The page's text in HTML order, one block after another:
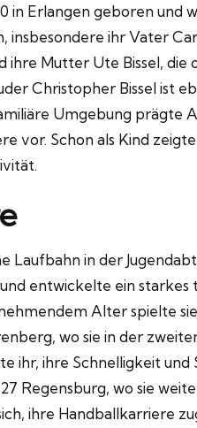
in Erlangen geboren und
ihr Vater
ihre Mutter Ute Bissel, die
Christopher Bissel ist
Umgebung prägte
vor. Schon als Kind
Laufbahn in der
entwickelte ein starkes
Alter spielte
wo sie in der
ihr, ihre Schnelligkeit
Regensburg, wo sie
ihre Handballkarriere